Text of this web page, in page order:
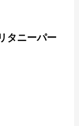
タニーパー